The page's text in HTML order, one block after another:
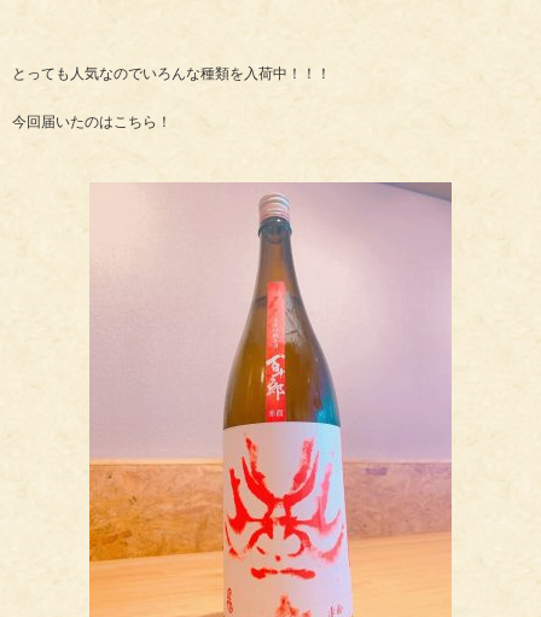
とっても人気なのでいろんな種類を入荷中！！！
今回届いたのはこちら！